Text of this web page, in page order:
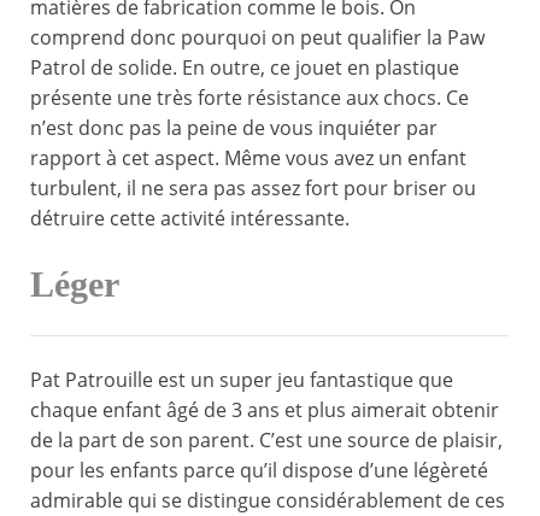
matières de fabrication comme le bois. On
comprend donc pourquoi on peut qualifier la Paw
Patrol de solide. En outre, ce jouet en plastique
présente une très forte résistance aux chocs. Ce
n’est donc pas la peine de vous inquiéter par
rapport à cet aspect. Même vous avez un enfant
turbulent, il ne sera pas assez fort pour briser ou
détruire cette activité intéressante.
Léger
Pat Patrouille est un super jeu fantastique que
chaque enfant âgé de 3 ans et plus aimerait obtenir
de la part de son parent. C’est une source de plaisir,
pour les enfants parce qu’il dispose d’une légèreté
admirable qui se distingue considérablement de ces